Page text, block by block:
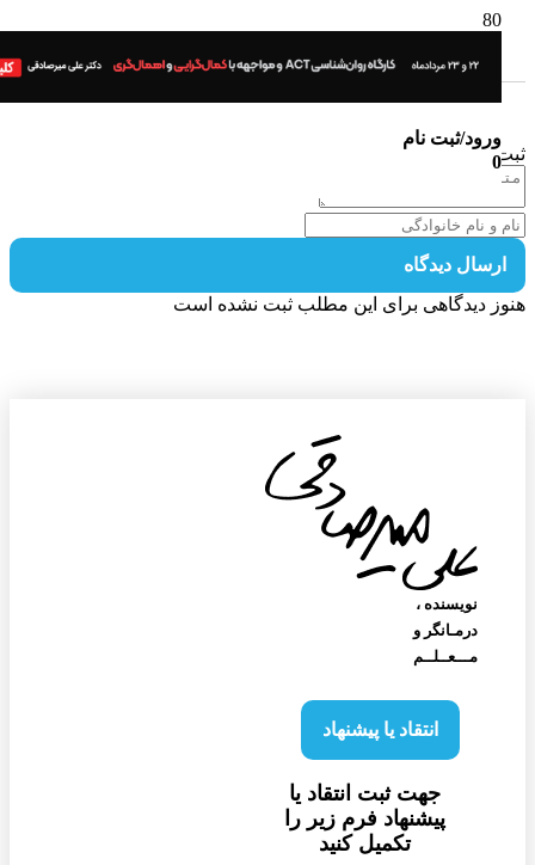
ورود/ثبت نام
دیدگاه
دیدگاه
دیدگاهی برای این مطلب ثبت نشده است
نویسنده‌ ،
درمـانگر و
مـــعــلــم
انتقاد یا پیشنهاد
جهت ثبت انتقاد یا
پیشنهاد فرم زیر را
تکمیل کنید